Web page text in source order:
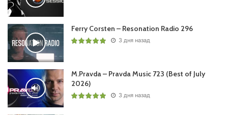
Ferry Corsten – Resonation Radio 296
3 дня назад
M.Pravda – Pravda Music 723 (Best of July
2026)
3 дня назад